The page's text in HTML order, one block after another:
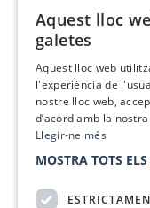
Aquest lloc
galetes
Aquest lloc web
l'experiència de
nostre lloc web,
d’acord amb la
Llegir-ne més
MOSTRA TOTS